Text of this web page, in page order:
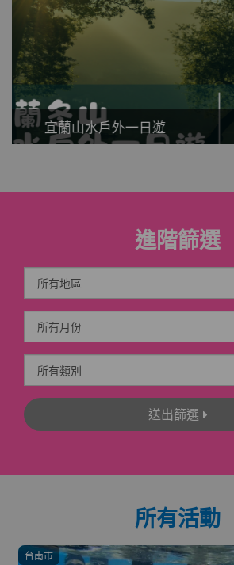
陶藝美學：趙家窯午茶拉
進階篩選
送出篩選
所有活動
台南市